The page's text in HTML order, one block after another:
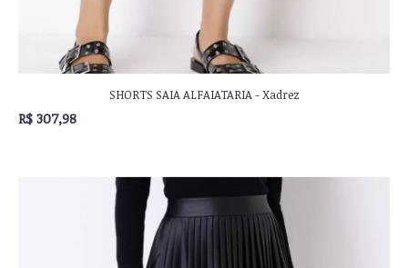
SHORTS SAIA ALFAIATARIA - Xadrez
R$ 307,98